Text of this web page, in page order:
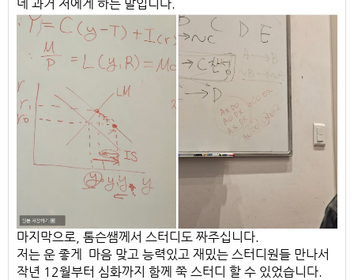
네 과거 저에게 하는 말입니다.
마지막으로, 톰슨쌤께서 스터디도 짜주십니다.
저는 운 좋게 마음 맞고 능력있고 재밌는 스터디원들 만나서
작년 12월부터 심화까지 함께 쭉 스터디 할 수 있었습니다.